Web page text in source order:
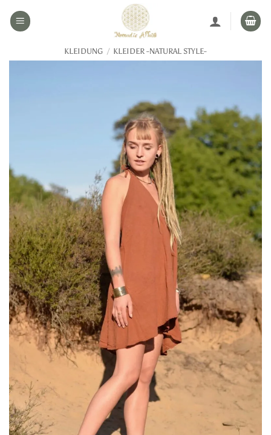
Inhalt
KLEIDUNG / KLEIDER -NATURAL STYLE-